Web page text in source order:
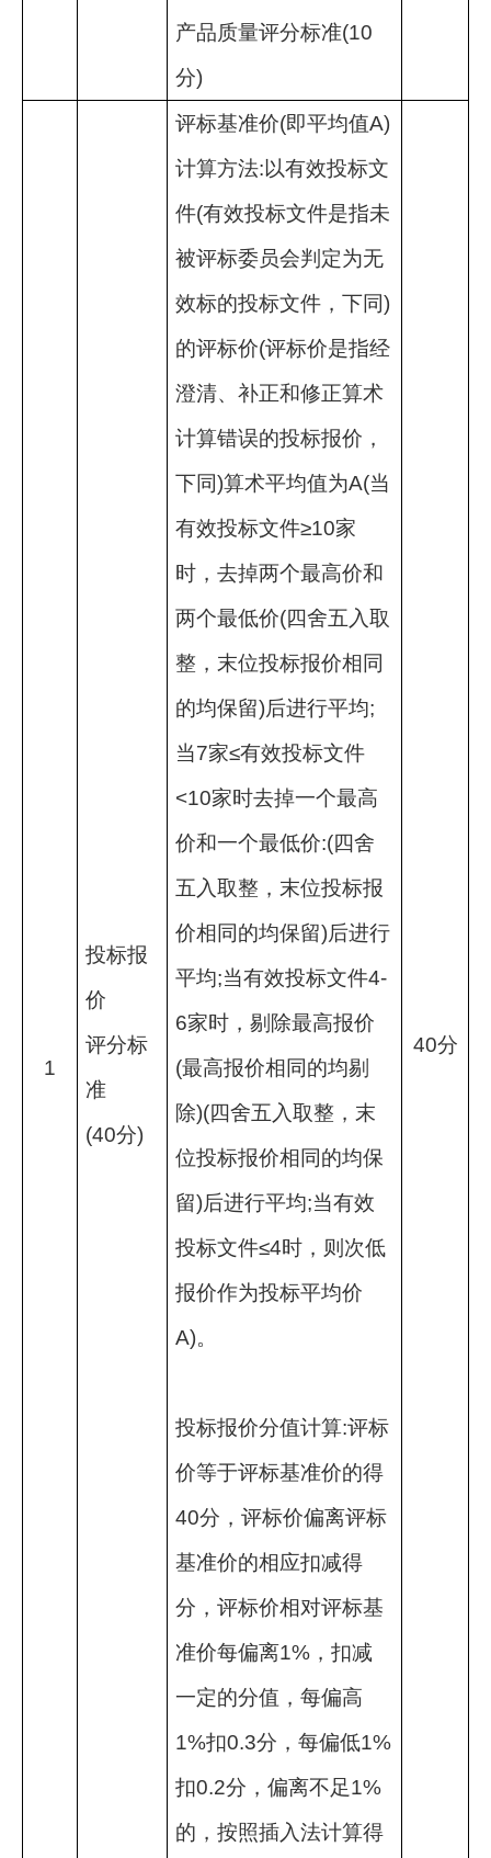
产品质量评分标准(10
分)
1
投标报
价
评分标
准
(40分)
评标基准价(即平均值A)
计算方法:以有效投标文
件(有效投标文件是指未
被评标委员会判定为无
效标的投标文件，下同)
的评标价(评标价是指经
澄清、补正和修正算术
计算错误的投标报价，
下同)算术平均值为A(当
有效投标文件≥10家
时，去掉两个最高价和
两个最低价(四舍五入取
整，末位投标报价相同
的均保留)后进行平均;
当7家≤有效投标文件
<10家时去掉一个最高
价和一个最低价:(四舍
五入取整，末位投标报
价相同的均保留)后进行
平均;当有效投标文件4-
6家时，剔除最高报价
(最高报价相同的均剔
除)(四舍五入取整，末
位投标报价相同的均保
留)后进行平均;当有效
投标文件≤4时，则次低
报价作为投标平均价
A)。
投标报价分值计算:评标
价等于评标基准价的得
40分，评标价偏离评标
基准价的相应扣减得
分，评标价相对评标基
准价每偏离1% ，扣减
一定的分值，每偏高
1%扣0.3分，每偏低1%
扣0.2分，偏离不足1%
的，按照插入法计算得
40分